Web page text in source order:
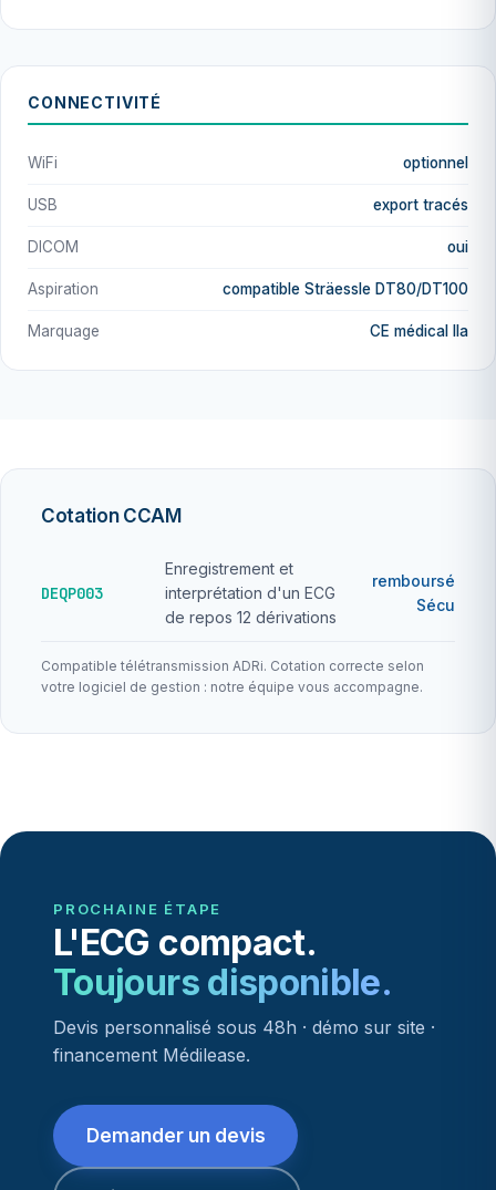
CONNECTIVITÉ
WiFi optionnel
USB export tracés
DICOM oui
Aspiration compatible Sträessle DT80/DT100
Marquage CE médical IIa
Cotation CCAM
DEQP003
Enregistrement et
interprétation d'un ECG
de repos 12 dérivations
remboursé
Sécu
Compatible télétransmission ADRi. Cotation correcte selon
votre logiciel de gestion : notre équipe vous accompagne.
PROCHAINE ÉTAPE
L'ECG compact.
Toujours disponible.
Devis personnalisé sous 48h · démo sur site ·
financement Médilease.
Demander un devis